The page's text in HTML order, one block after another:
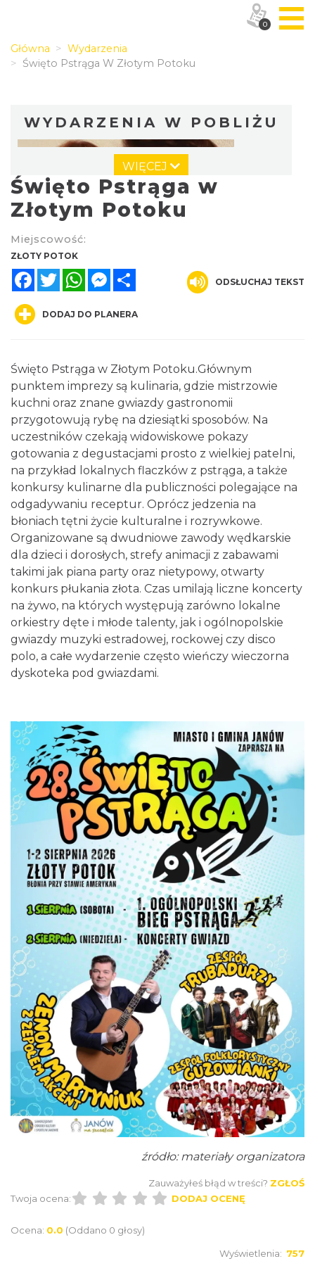
Główna
Wydarzenia
Święto Pstrąga W Złotym Potoku
WYDARZENIA W POBLIŻU
Dożynki Powiatowo-Gminne w Żarkach
2026
Żarki
Gminne Dożynki w Zdowie
Zdów
2026-08-15
Żarki-Letnisko
2026-08-09
12.99 km
Żarki-Letnisko
2026-08-16
12.99 km
XIII Myszkowska Ósemka 2026 – bieg
uliczny w Myszkowie na dystansie 8 km
2026-09-06
13.48 km
Festiwal Biegowy JuraRun 2026. Wielkie
bieganie wraca na Jurę!
2026-10-02
15.04 km
Metal vs Core Zawiercie 2026
WIĘCEJ
Święto Pstrąga w
Złotym Potoku
Miejscowość:
ZŁOTY POTOK
FacebookTwitterWhatsAppMessenger
ODSŁUCHAJ TEKST
DODAJ DO PLANERA
Święto Pstrąga w Złotym Potoku.Głównym
punktem imprezy są kulinaria, gdzie mistrzowie
kuchni oraz znane gwiazdy gastronomii
przygotowują rybę na dziesiątki sposobów. Na
uczestników czekają widowiskowe pokazy
gotowania z degustacjami prosto z wielkiej patelni,
na przykład lokalnych flaczków z pstrąga, a także
konkursy kulinarne dla publiczności polegające na
odgadywaniu receptur. Oprócz jedzenia na
błoniach tętni życie kulturalne i rozrywkowe.
Organizowane są dwudniowe zawody wędkarskie
dla dzieci i dorosłych, strefy animacji z zabawami
takimi jak piana party oraz nietypowy, otwarty
konkurs płukania złota. Czas umilają liczne koncerty
na żywo, na których występują zarówno lokalne
orkiestry dęte i młode talenty, jak i ogólnopolskie
gwiazdy muzyki estradowej, rockowej czy disco
polo, a całe wydarzenie często wieńczy wieczorna
dyskoteka pod gwiazdami.
źródło: materiały organizatora
Zauważyłeś błąd w treści? ZGŁOŚ
Twoja ocena:
DODAJ OCENĘ
Ocena: 0.0 (Oddano 0 głosy)
Wyświetlenia: 757
0